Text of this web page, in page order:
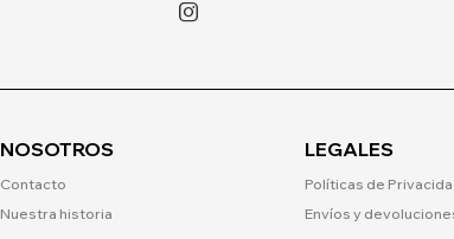
NOSOTROS
Contacto
Nuestra historia
LEGALES
Políticas de
Envíos y
